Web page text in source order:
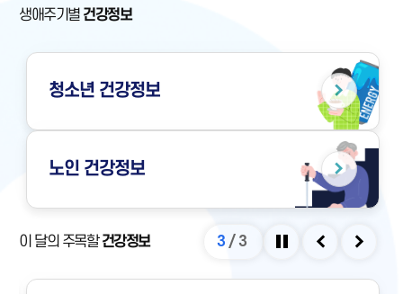
생애주기별 건강정보
청소년 건강정보
노인 건강정보
이 달의 주목할건강정보 3 /3